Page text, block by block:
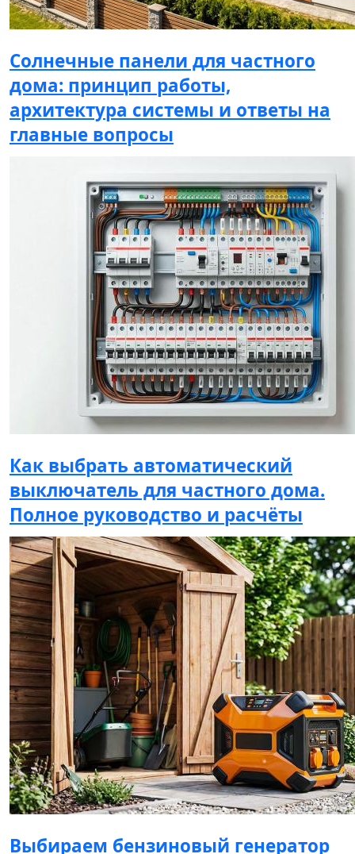
Солнечные панели для частного
дома: принцип работы,
архитектура системы и ответы на
главные вопросы
Как выбрать автоматический
выключатель для частного дома.
Полное руководство и расчёты
Выбираем бензиновый генератор